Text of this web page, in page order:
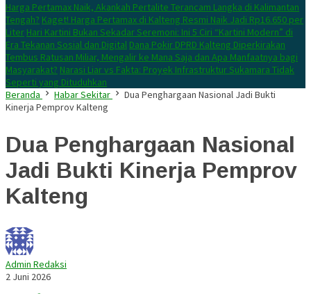
Harga Pertamax Naik, Akankah Pertalite Terancam Langka di Kalimantan
Tengah? Kaget! Harga Pertamax di Kalteng Resmi Naik Jadi Rp16.650 per
Liter Hari Kartini Bukan Sekadar Seremoni: Ini 5 Ciri “Kartini Modern” di
Era Tekanan Sosial dan Digital Dana Pokir DPRD Kalteng Diperkirakan
Tembus Ratusan Miliar, Mengalir ke Mana Saja dan Apa Manfaatnya bagi
Masyarakat? Narasi Liar vs Fakta: Proyek Infrastruktur Sukamara Tidak
Seperti yang Dituduhkan
Beranda
Habar Sekitar
Dua Penghargaan Nasional Jadi Bukti
Kinerja Pemprov Kalteng
Dua Penghargaan Nasional
Jadi Bukti Kinerja Pemprov
Kalteng
Admin Redaksi
2 Juni 2026